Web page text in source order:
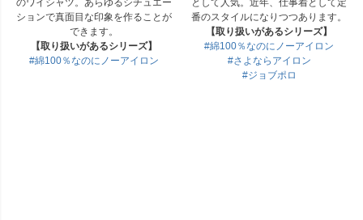
のワイシャツ。あらゆるシチュエー
ションで真面目な印象を作ることが
できます。
【取り扱いがあるシリーズ】
#綿100％なのにノーアイロン
として人気。近年、仕事着として定
番のスタイルになりつつあります。
【取り扱いがあるシリーズ】
#綿100％なのにノーアイロン
#さよならアイロン
#ジョブポロ